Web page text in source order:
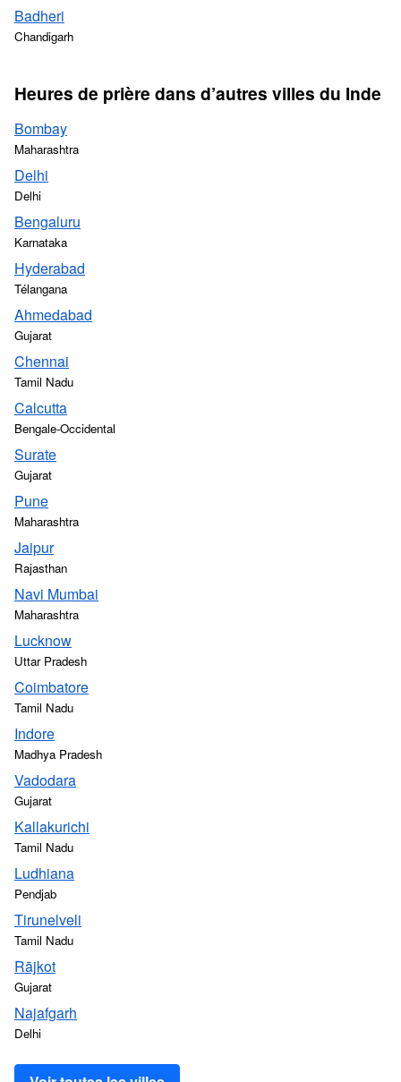
Badheri
Chandigarh
Heures de prière dans d’autres villes du Inde
Bombay
Maharashtra
Delhi
Delhi
Bengaluru
Karnataka
Hyderabad
Télangana
Ahmedabad
Gujarat
Chennai
Tamil Nadu
Calcutta
Bengale-Occidental
Surate
Gujarat
Pune
Maharashtra
Jaipur
Rajasthan
Navi Mumbai
Maharashtra
Lucknow
Uttar Pradesh
Coimbatore
Tamil Nadu
Indore
Madhya Pradesh
Vadodara
Gujarat
Kallakurichi
Tamil Nadu
Ludhiana
Pendjab
Tirunelveli
Tamil Nadu
Rājkot
Gujarat
Najafgarh
Delhi